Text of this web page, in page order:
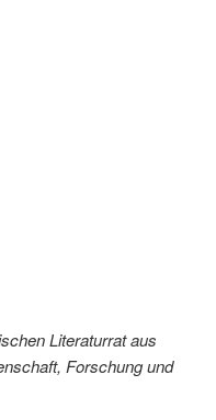
Literaturrat aus
Forschung und